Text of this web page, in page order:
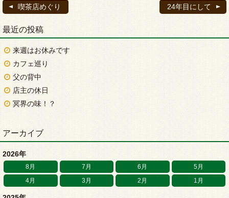
喫茶店めぐり 24年目にして
最近の投稿
来週はお休みです
カフェ巡り
父の背中
店主の休日
冥界の味！？
アーカイブ
2026年
8月 7月 6月
5月
4月
3月 2月 1月